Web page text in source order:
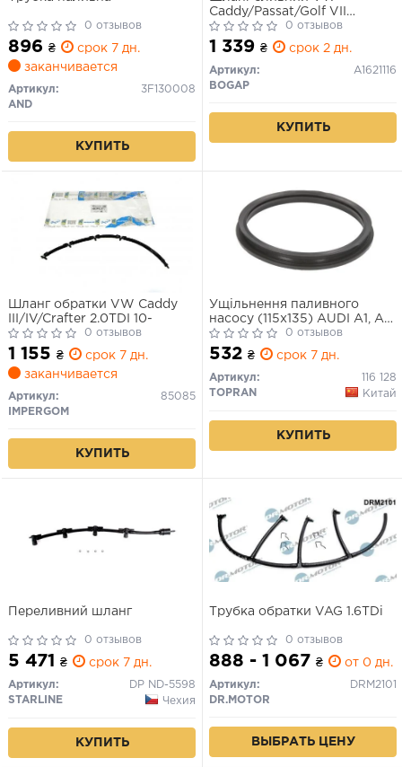
0 отзывов
896 ₴
срок 7 дн.
заканчивается
Артикул:
3F130008
AND
КУПИТЬ
Caddy/Passat/Golf VII
1.6TDI/2.0TDI 12-0 отзывов
1 339 ₴ срок 2 дн.
Артикул:
A1621116
BOGAP
КУПИТЬ
Шланг обратки VW Caddy
III/IV/Crafter 2.0TDI 10-
0 отзывов
1 155 ₴
срок 7 дн.
заканчивается
Артикул:
85085
IMPERGOM
КУПИТЬ
Ущільнення паливного
насосу (115x135) AUDI A1, A1
ALLSTREET, A1 CITY
CARVER, A3, A4 B6, A4 B7,
A4 B9, A5, A6 C5, A6 C7, A6
C8, A7, A8 D3, A8 D4, A8 D5,
Q2, Q3, Q5, Q7, Q8, TT 1.0-6.3
0 отзывов
532 ₴ срок 7 дн.
Артикул:
116 128
TOPRAN
Китай
КУПИТЬ
Переливний шланг
0 отзывов
5 471 ₴ срок 7 дн.
Артикул:
DP ND-5598
STARLINE
Чехия
КУПИТЬ
Трубка обратки VAG 1.6TDi
0 отзывов
888 - 1 067 ₴ от 0 дн.
Артикул:
DRM2101
DR.MOTOR
ВЫБРАТЬ ЦЕНУ